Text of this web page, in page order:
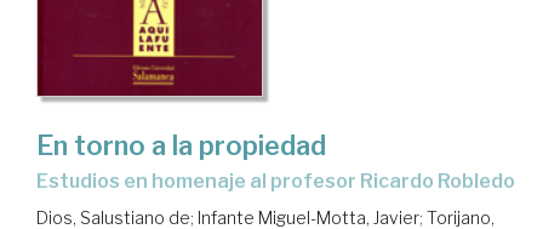
En torno a la propiedad
estudios en homenaje al profesor Ricardo Robledo
Dios, Salustiano de; Infante Miguel-Motta, Javier; Torijano,